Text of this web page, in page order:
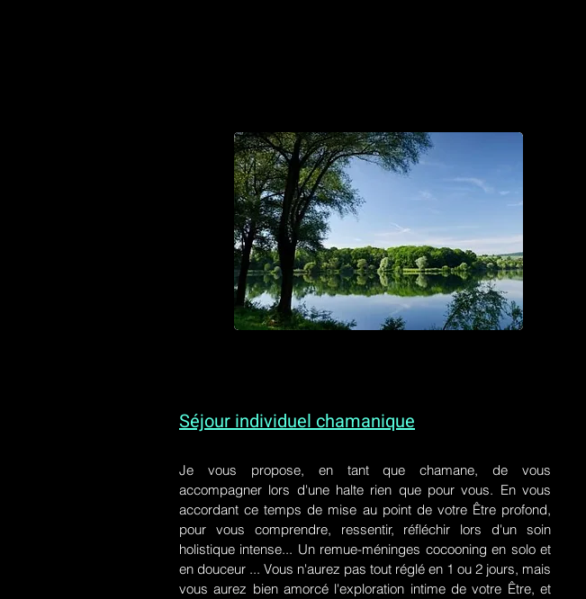
Séjour individuel chamanique
Je vous propose, en tant que chamane, de vous
accompagner lors d'une halte rien que pour vous. En vous
accordant ce temps de mise au point de votre Être profond,
pour vous comprendre, ressentir, réfléchir lors d'un soin
holistique intense... Un remue-méninges cocooning en solo et
en douceur ... Vous n'aurez pas tout réglé en 1 ou 2 jours, mais
vous aurez bien amorcé l'exploration intime de votre Être, et